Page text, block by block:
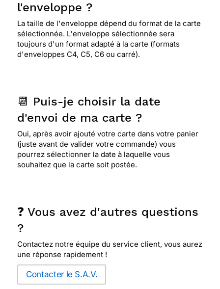
l'enveloppe ?
La taille de l'enveloppe dépend du format de la carte
sélectionnée. L'enveloppe sélectionnée sera
toujours d'un format adapté à la carte (formats
d'enveloppes C4, C5, C6 ou carré).
📆 Puis-je choisir la date
d'envoi de ma carte ?
Oui, après avoir ajouté votre carte dans votre panier
(juste avant de valider votre commande) vous
pourrez sélectionner la date à laquelle vous
souhaitez que la carte soit postée.
❓ Vous avez d'autres questions
?
Contactez notre équipe du service client, vous aurez
une réponse rapidement !
Contacter le S.A.V.